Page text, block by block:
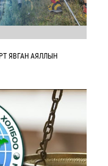
ЯВГАН АЯЛЛЫН